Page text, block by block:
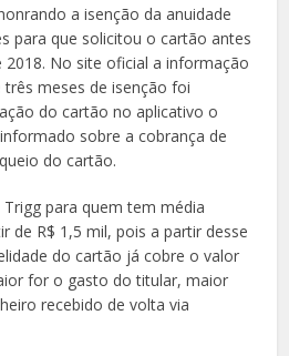
a isenção da anuidade
para que solicitou o cartão antes
2018. No site oficial a informação
meses de isenção foi
do cartão no aplicativo o
sobre a cobrança de
do cartão.
para quem tem média
de R$ 1,5 mil, pois a partir desse
do cartão já cobre o valor
for o gasto do titular, maior
recebido de volta via